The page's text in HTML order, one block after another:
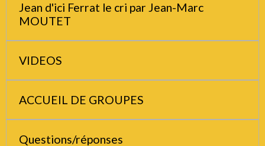
Jean d'ici Ferrat le cri par Jean-Marc
MOUTET
VIDEOS
ACCUEIL DE GROUPES
Questions/réponses